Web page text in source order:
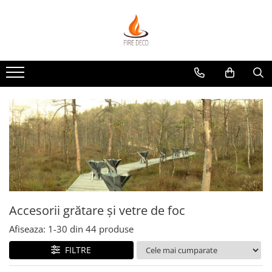
Vetre de foc
Grătare, plite și accesorii
Șeminee de exterior
Încălzitoare terasă electrice
Accesorii grătare și vetre de foc
Accesorii șemineu și decorațiuni
interior
Vase pentru gătit
Accesorii grătare și vetre de foc
Afiseaza: 1-30 din 44 produse
FILTRE